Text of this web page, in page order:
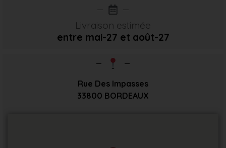
Livraison estimée
entre mai-27 et août-27
Rue Des Impasses
33800 BORDEAUX